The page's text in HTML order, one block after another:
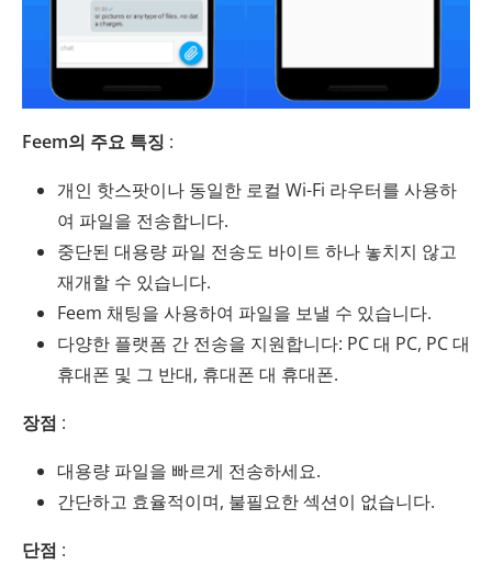
Feem의 주요 특징 :
개인 핫스팟이나 동일한 로컬 Wi-Fi 라우터를 사용하
여 파일을 전송합니다.
중단된 대용량 파일 전송도 바이트 하나 놓치지 않고
재개할 수 있습니다.
Feem 채팅을 사용하여 파일을 보낼 수 있습니다.
다양한 플랫폼 간 전송을 지원합니다: PC 대 PC, PC 대
휴대폰 및 그 반대, 휴대폰 대 휴대폰.
장점 :
대용량 파일을 빠르게 전송하세요.
간단하고 효율적이며, 불필요한 섹션이 없습니다.
단점 :